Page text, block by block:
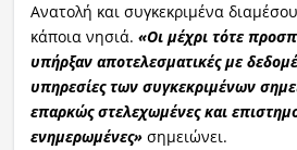
Ανατολή και συγκεκριμένα
κάποια νησιά. «Οι μέχρι τότε
υπήρξαν αποτελεσματικές με
υπηρεσίες των συγκεκριμένων
επαρκώς στελεχωμένες και
ενημερωμένες» σημειώνει.